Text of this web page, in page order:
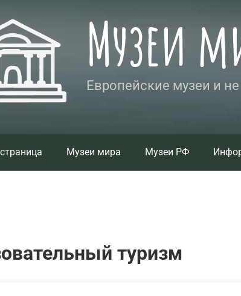
Музеи
Европейские музеи и
Музеи мира Музеи РФ
туризм